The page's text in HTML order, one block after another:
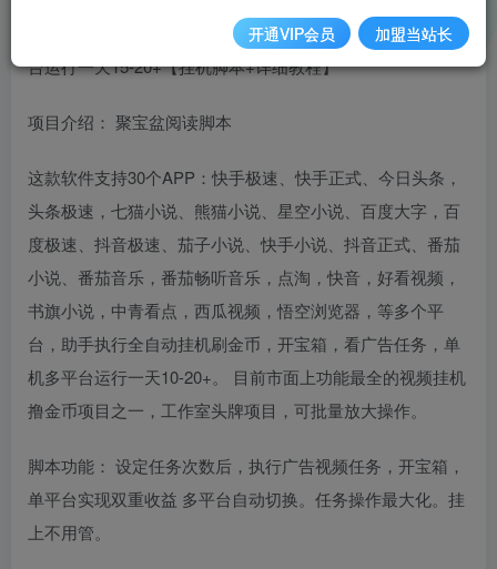
外面收费688的聚宝盆阅读掘金全自动挂机项目，单机多平
台运行一天15-20+【挂机脚本+详细教程】
项目介绍： 聚宝盆阅读脚本
这款软件支持30个APP：快手极速、快手正式、今日头条，
头条极速，七猫小说、熊猫小说、星空小说、百度大字，百
度极速、抖音极速、茄子小说、快手小说、抖音正式、番茄
小说、番茄音乐，番茄畅听音乐，点淘，快音，好看视频，
书旗小说，中青看点，西瓜视频，悟空浏览器，等多个平
台，助手执行全自动挂机刷金币，开宝箱，看广告任务，单
机多平台运行一天10-20+。 目前市面上功能最全的视频挂机
撸金币项目之一，工作室头牌项目，可批量放大操作。
脚本功能： 设定任务次数后，执行广告视频任务，开宝箱，
单平台实现双重收益 多平台自动切换。任务操作最大化。挂
上不用管。
开通VIP会员 加盟当站长